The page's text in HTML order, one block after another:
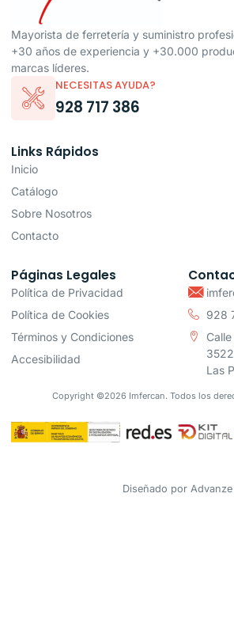
Mayorista de ferretería y suministro
+30 años de experiencia y +30.000
marcas líderes.
NECESITAS AYUDA?
928 717 386
Links Rápidos
Inicio
Catálogo
Sobre Nosotros
Contacto
Páginas Legales
Política de Privacidad
Política de Cookies
Términos y Condiciones
Accesibilidad
928
Las
Copyright ©2026 Imfercan. Todos los
Diseñado por Advanze